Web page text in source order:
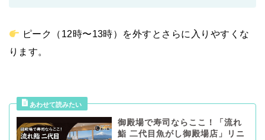
ピーク（12時〜13時）を外すとさらに入りやすくな
ります。
御殿場で寿司ならここ！「流れ
鮨 二代目魚がし御殿場店」リニ